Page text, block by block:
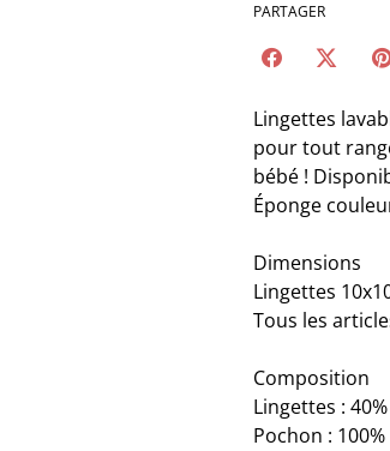
PARTAGER
Lingettes
pour tout
bébé !
Éponge
Dimensions
Lingettes
Tous les
Composition
Lingettes :
Pochon :